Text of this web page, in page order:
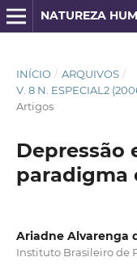
INÍCIO / ARQUIVOS /
V. 8 N. ESPECIAL2
Artigos
Depressão
paradigma
Ariadne Alvarenga
Instituto Brasileiro de